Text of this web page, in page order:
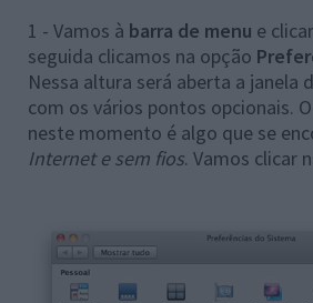
1 - Vamos à barra de menu e
seguida clicamos na opção
Nessa altura será aberta a janela
com os vários pontos opcionais.
neste momento é algo que se
Internet e sem fios. Vamos clicar